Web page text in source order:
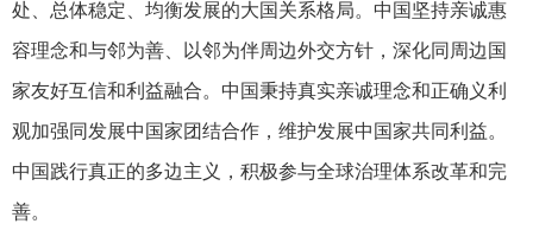
处、总体稳定、均衡发展的大国关系格局。中国坚持亲诚惠
容理念和与邻为善、以邻为伴周边外交方针，深化同周边国
家友好互信和利益融合。中国秉持真实亲诚理念和正确义利
观加强同发展中国家团结合作，维护发展中国家共同利益。
中国践行真正的多边主义，积极参与全球治理体系改革和完
善。